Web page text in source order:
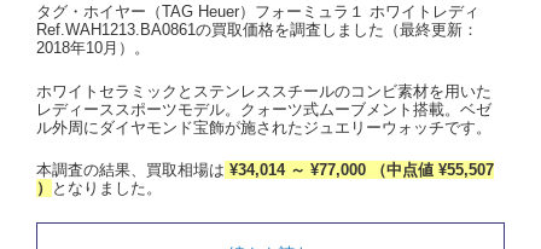
タグ・ホイヤー（TAG Heuer）フォーミュラ１ ホワイトレディ
Ref.WAH1213.BA0861の買取価格を調査しました（最終更新：
2018年10月）。
ホワイトセラミックとステンレススチールのコンビ素材を用いた
レディーススポーツモデル。クォーツ式ムーブメント搭載。ベゼ
ル外周にダイヤモンド宝飾が施されたジュエリーウォッチです。
本調査の結果、買取相場は ¥34,014 ～ ¥77,000 （中点値 ¥55,507
）
となりました。